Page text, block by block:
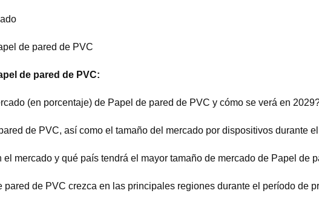
de pared de PVC
de pared de PVC:
(en porcentaje) de Papel de pared de PVC y cómo se verá en
de PVC, así como el tamaño del mercado por dispositivos durante
mercado y qué país tendrá el mayor tamaño de mercado de Papel de
de PVC crezca en las principales regiones durante el período de